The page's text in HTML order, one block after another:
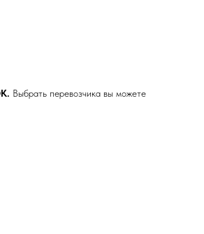
Выбрать перевозчика вы можете